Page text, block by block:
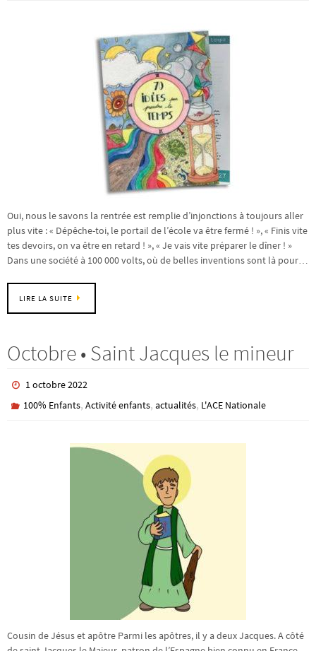
Oui, nous le savons la rentrée est remplie d’injonctions à toujours aller
plus vite : « Dépêche-toi, le portail de l’école va être fermé ! », « Finis vite
tes devoirs, on va être en retard ! », « Je vais vite préparer le dîner ! »
Dans une société à 100 000 volts, où de belles inventions sont là pour…
LIRE LA SUITE
Octobre • Saint Jacques le mineur
1 octobre 2022
100% Enfants,Activité enfants,actualités, L'ACE Nationale
Cousin de Jésus et apôtre Parmi les apôtres, il y a deux Jacques. A côté